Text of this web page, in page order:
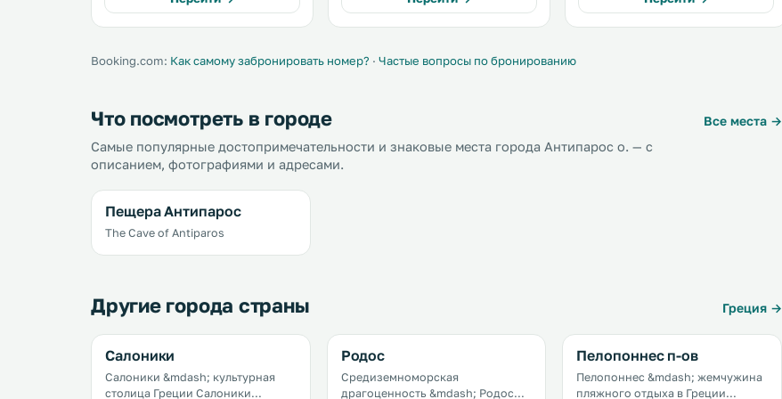
property. .
Booking.com: Как самому забронировать номер? · Частые вопросы по бронированию
Что посмотреть в городе
Все места →
Самые популярные достопримечательности и знаковые места города Антипарос о. — с
описанием, фотографиями и адресами.
Пещера Антипарос
The Cave of Antiparos
Другие города страны Греция →
Салоники
Салоники &mdash; культурная
столица Греции Салоники
Родос
Средиземноморская
драгоценность &mdash; Родос
Пелопоннес п-ов
Пелопоннес &mdash; жемчужина
пляжного отдыха в Греции